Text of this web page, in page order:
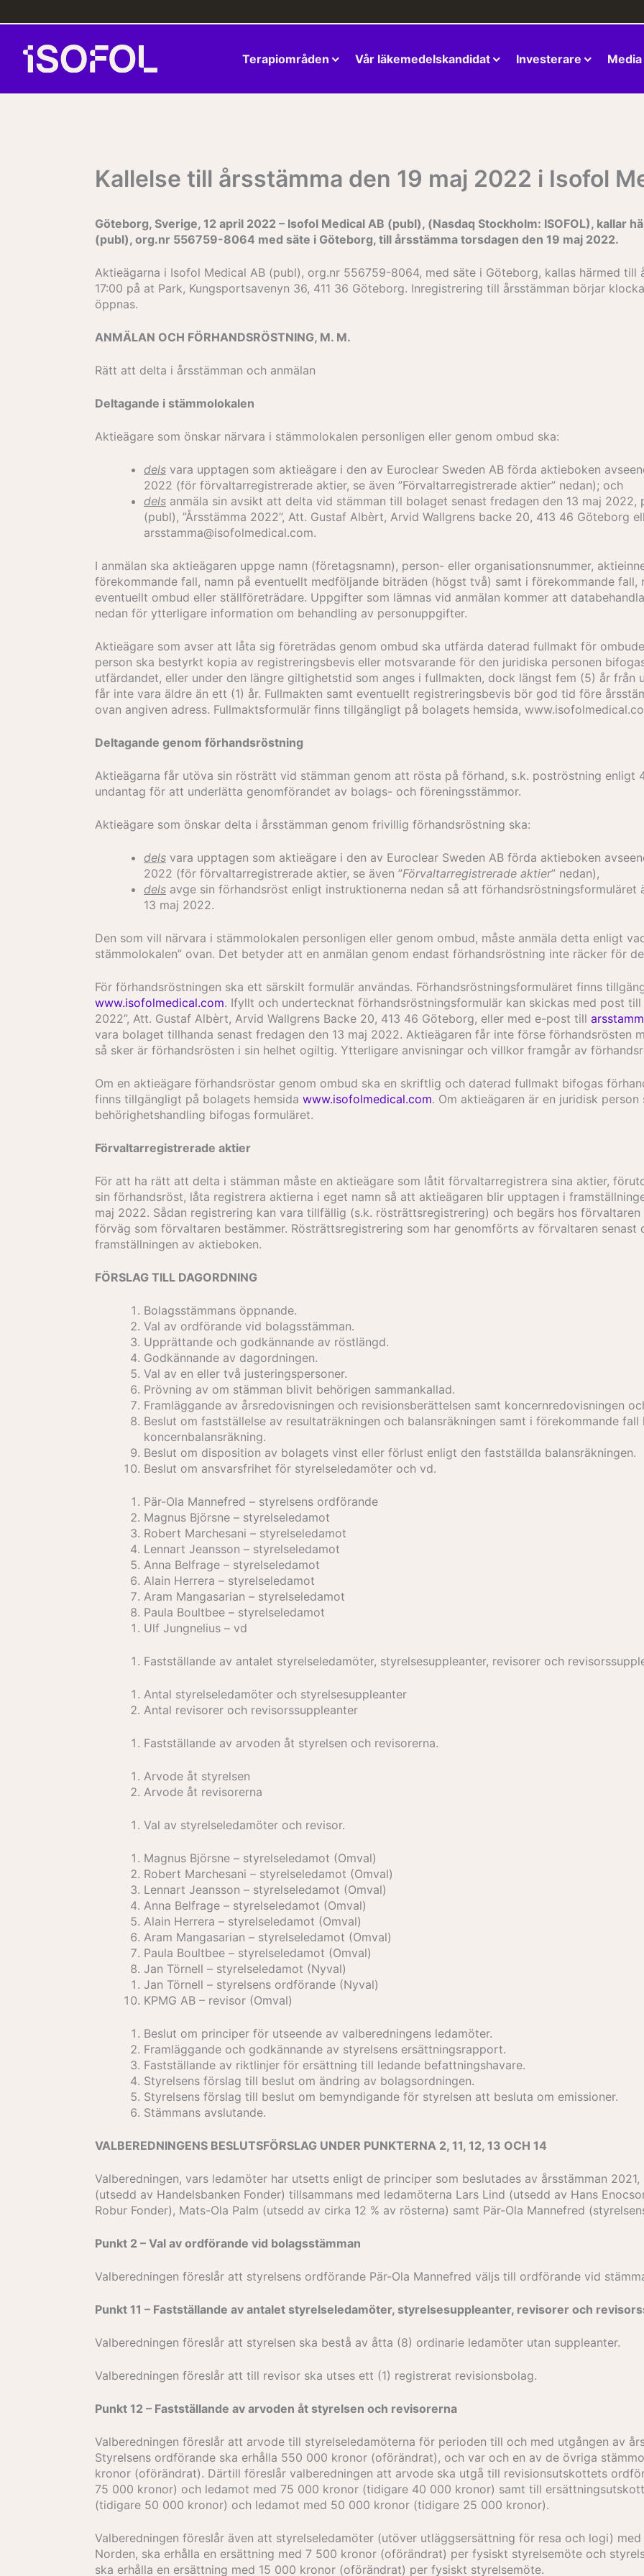
till
Terapiområden
Vår läkemedelskandidat Investerare Media
Kallelse till årsstämma den 19 maj 2022 i Isofol
Göteborg, Sverige, 12 april 2022 – Isofol Medical AB (publ), (Nasdaq Stockholm: ISOFOL), kallar
(publ), org.nr 556759-8064 med säte i Göteborg, till årsstämma torsdagen den 19 maj 2022.
Aktieägarna i Isofol Medical AB (publ), org.nr 556759-8064, med säte i Göteborg, kallas härmed till
17:00 på at Park, Kungsportsavenyn 36, 411 36 Göteborg. Inregistrering till årsstämman börjar
öppnas.
ANMÄLAN OCH FÖRHANDSRÖSTNING, M. M.
Rätt att delta i årsstämman och anmälan
Deltagande i stämmolokalen
Aktieägare som önskar närvara i stämmolokalen personligen eller genom ombud ska:
dels vara upptagen som aktieägare i den av Euroclear Sweden AB förda aktieboken
2022 (för förvaltarregistrerade aktier, se även ”Förvaltarregistrerade aktier” nedan); och
dels anmäla sin avsikt att delta vid stämman till bolaget senast fredagen den 13 maj 2022,
(publ), ”Årsstämma 2022”, Att. Gustaf Albèrt, Arvid Wallgrens backe 20, 413 46 Göteborg
arsstamma@isofolmedical.com.
I anmälan ska aktieägaren uppge namn (företagsnamn), person- eller organisationsnummer,
förekommande fall, namn på eventuellt medföljande biträden (högst två) samt i förekommande fall,
eventuellt ombud eller ställföreträdare. Uppgifter som lämnas vid anmälan kommer att
nedan för ytterligare information om behandling av personuppgifter.
Aktieägare som avser att låta sig företrädas genom ombud ska utfärda daterad fullmakt för
person ska bestyrkt kopia av registreringsbevis eller motsvarande för den juridiska personen
utfärdandet, eller under den längre giltighetstid som anges i fullmakten, dock längst fem (5) år från
får inte vara äldre än ett (1) år. Fullmakten samt eventuellt registreringsbevis bör god tid före
ovan angiven adress. Fullmaktsformulär finns tillgängligt på bolagets hemsida,
Deltagande genom förhandsröstning
Aktieägarna får utöva sin rösträtt vid stämman genom att rösta på förhand, s.k. poströstning enligt
undantag för att underlätta genomförandet av bolags- och föreningsstämmor.
Aktieägare som önskar delta i årsstämman genom frivillig förhandsröstning ska:
dels vara upptagen som aktieägare i den av Euroclear Sweden AB förda aktieboken
2022 (för förvaltarregistrerade aktier, se även ”Förvaltarregistrerade aktier” nedan),
dels avge sin förhandsröst enligt instruktionerna nedan så att förhandsröstningsformuläret
13 maj 2022.
Den som vill närvara i stämmolokalen personligen eller genom ombud, måste anmäla detta enligt
stämmolokalen” ovan. Det betyder att en anmälan genom endast förhandsröstning inte räcker för
För förhandsröstningen ska ett särskilt formulär användas. Förhandsröstningsformuläret finns
www.isofolmedical.com. Ifyllt och undertecknat förhandsröstningsformulär kan skickas med post till
2022”, Att. Gustaf Albèrt, Arvid Wallgrens Backe 20, 413 46 Göteborg, eller med e-post till
vara bolaget tillhanda senast fredagen den 13 maj 2022. Aktieägaren får inte förse förhandsrösten
så sker är förhandsrösten i sin helhet ogiltig. Ytterligare anvisningar och villkor framgår av
Om en aktieägare förhandsröstar genom ombud ska en skriftlig och daterad fullmakt bifogas
finns tillgängligt på bolagets hemsida www.isofolmedical.com. Om aktieägaren är en juridisk
behörighetshandling bifogas formuläret.
Förvaltarregistrerade aktier
För att ha rätt att delta i stämman måste en aktieägare som låtit förvaltarregistrera sina aktier,
sin förhandsröst, låta registrera aktierna i eget namn så att aktieägaren blir upptagen i
maj 2022. Sådan registrering kan vara tillfällig (s.k. rösträttsregistrering) och begärs hos
förväg som förvaltaren bestämmer. Rösträttsregistrering som har genomförts av förvaltaren
framställningen av aktieboken.
FÖRSLAG TILL DAGORDNING
Bolagsstämmans öppnande.
Val av ordförande vid bolagsstämman.
Upprättande och godkännande av röstlängd.
Godkännande av dagordningen.
Val av en eller två justeringspersoner.
Prövning av om stämman blivit behörigen sammankallad.
Framläggande av årsredovisningen och revisionsberättelsen samt koncernredovisningen
Beslut om fastställelse av resultaträkningen och balansräkningen samt i förekommande
koncernbalansräkning.
Beslut om disposition av bolagets vinst eller förlust enligt den fastställda balansräkningen.
Beslut om ansvarsfrihet för styrelseledamöter och vd.
Pär-Ola Mannefred – styrelsens ordförande
Magnus Björsne – styrelseledamot
Robert Marchesani – styrelseledamot
Lennart Jeansson – styrelseledamot
Anna Belfrage – styrelseledamot
Alain Herrera – styrelseledamot
Aram Mangasarian – styrelseledamot
Paula Boultbee – styrelseledamot
Ulf Jungnelius – vd
Fastställande av antalet styrelseledamöter, styrelsesuppleanter, revisorer och
Antal styrelseledamöter och styrelsesuppleanter
Antal revisorer och revisorssuppleanter
Fastställande av arvoden åt styrelsen och revisorerna.
Arvode åt styrelsen
Arvode åt revisorerna
Val av styrelseledamöter och revisor.
Magnus Björsne – styrelseledamot (Omval)
Robert Marchesani – styrelseledamot (Omval)
Lennart Jeansson – styrelseledamot (Omval)
Anna Belfrage – styrelseledamot (Omval)
Alain Herrera – styrelseledamot (Omval)
Aram Mangasarian – styrelseledamot (Omval)
Paula Boultbee – styrelseledamot (Omval)
Jan Törnell – styrelseledamot (Nyval)
Jan Törnell – styrelsens ordförande (Nyval)
KPMG AB – revisor (Omval)
Beslut om principer för utseende av valberedningens ledamöter.
Framläggande och godkännande av styrelsens ersättningsrapport.
Fastställande av riktlinjer för ersättning till ledande befattningshavare.
Styrelsens förslag till beslut om ändring av bolagsordningen.
Styrelsens förslag till beslut om bemyndigande för styrelsen att besluta om emissioner.
Stämmans avslutande.
VALBEREDNINGENS BESLUTSFÖRSLAG UNDER PUNKTERNA 2, 11, 12, 13 OCH 14
Valberedningen, vars ledamöter har utsetts enligt de principer som beslutades av årsstämman
(utsedd av Handelsbanken Fonder) tillsammans med ledamöterna Lars Lind (utsedd av Hans
Robur Fonder), Mats-Ola Palm (utsedd av cirka 12 % av rösterna) samt Pär-Ola Mannefred
Punkt 2 – Val av ordförande vid bolagsstämman
Valberedningen föreslår att styrelsens ordförande Pär-Ola Mannefred väljs till ordförande vid
Punkt 11 – Fastställande av antalet styrelseledamöter, styrelsesuppleanter, revisorer och
Valberedningen föreslår att styrelsen ska bestå av åtta (8) ordinarie ledamöter utan suppleanter.
Valberedningen föreslår att till revisor ska utses ett (1) registrerat revisionsbolag.
Punkt 12 – Fastställande av arvoden åt styrelsen och revisorerna
Valberedningen föreslår att arvode till styrelseledamöterna för perioden till och med utgången av
Styrelsens ordförande ska erhålla 550 000 kronor (oförändrat), och var och en av de övriga
kronor (oförändrat). Därtill föreslår valberedningen att arvode ska utgå till revisionsutskottets
75 000 kronor) och ledamot med 75 000 kronor (tidigare 40 000 kronor) samt till
(tidigare 50 000 kronor) och ledamot med 50 000 kronor (tidigare 25 000 kronor).
Valberedningen föreslår även att styrelseledamöter (utöver utläggsersättning för resa och logi)
Norden, ska erhålla en ersättning med 7 500 kronor (oförändrat) per fysiskt styrelsemöte och
ska erhålla en ersättning med 15 000 kronor (oförändrat) per fysiskt styrelsemöte.